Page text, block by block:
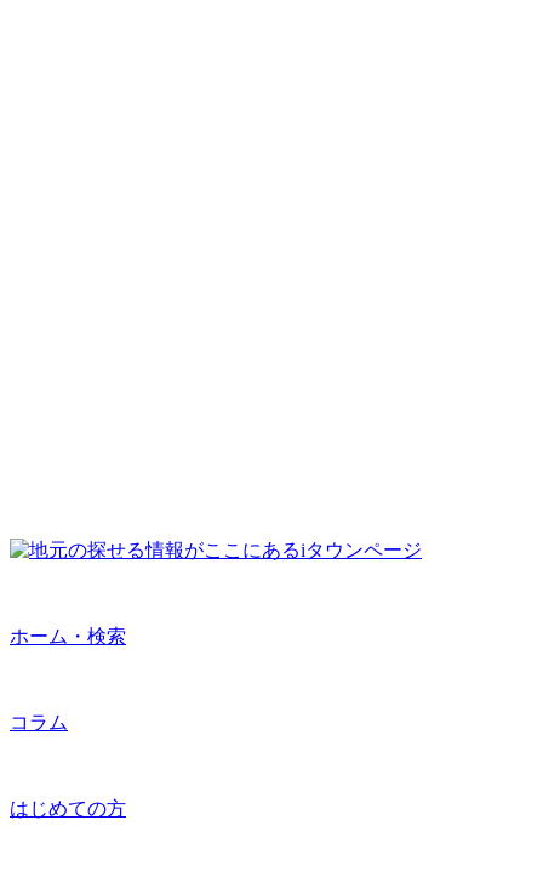
ホーム・検索
コラム
はじめての方